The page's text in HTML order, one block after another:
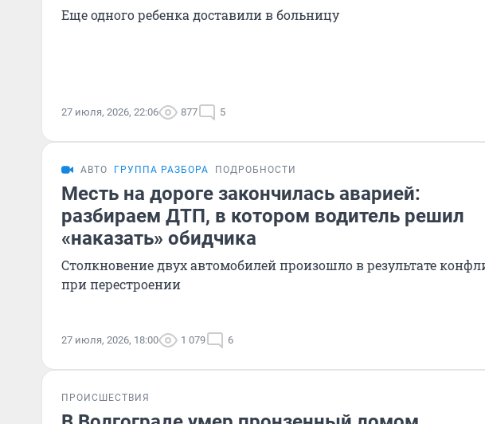
Еще одного ребенка доставили в больницу
27 июля, 2026, 22:06 877 5
АВТО ГРУППА РАЗБОРА ПОДРОБНОСТИ
Месть на дороге закончилась аварией:
разбираем ДТП, в котором водитель решил
«наказать» обидчика
Столкновение двух автомобилей произошло в результате
при перестроении
27 июля, 2026, 18:00 1 079 6
ПРОИСШЕСТВИЯ